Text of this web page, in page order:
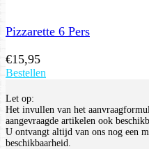
Pizzarette 6 Pers
€15,95
Bestellen
Let op:
Het invullen van het
aangevraagde artikelen ook
U ontvangt altijd van ons nog een
beschikbaarheid.